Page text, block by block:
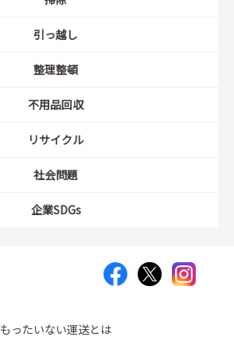
引っ越し
整理整頓
不用品回収
リサイクル
社会問題
企業SDGs
もったいない運送とは